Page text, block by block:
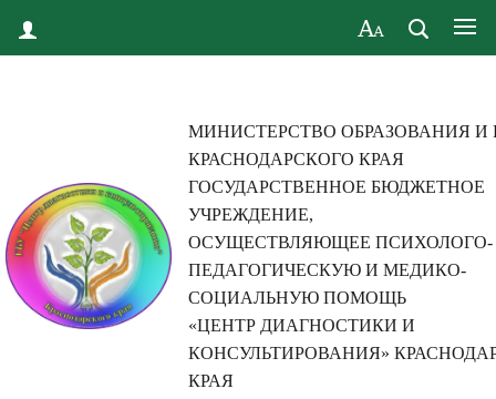
МИНИСТЕРСТВО ОБРАЗОВАНИЯ И
КРАСНОДАРСКОГО КРАЯ
ГОСУДАРСТВЕННОЕ БЮДЖЕТНОЕ
УЧРЕЖДЕНИЕ,
ОСУЩЕСТВЛЯЮЩЕЕ ПСИХОЛОГО-
ПЕДАГОГИЧЕСКУЮ И МЕДИКО-
СОЦИАЛЬНУЮ ПОМОЩЬ
«ЦЕНТР ДИАГНОСТИКИ И
КОНСУЛЬТИРОВАНИЯ»
КРАЯ